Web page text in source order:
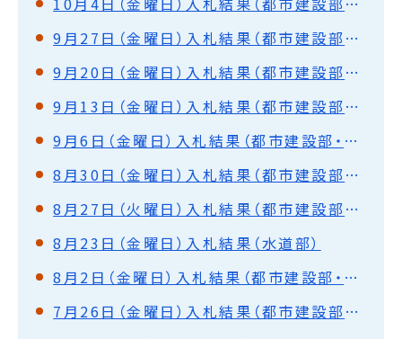
9月27日（金曜日）入札結果（都市建設部・水道部）
9月20日（金曜日）入札結果（都市建設部・水道部）
9月13日（金曜日）入札結果（都市建設部・水道部）
9月6日（金曜日）入札結果（都市建設部・水道部）
8月30日（金曜日）入札結果（都市建設部・水道部）
8月27日（火曜日）入札結果（都市建設部・水道部）
8月23日（金曜日）入札結果（水道部）
8月2日（金曜日）入札結果（都市建設部・水道部）
7月26日（金曜日）入札結果（都市建設部・水道部）